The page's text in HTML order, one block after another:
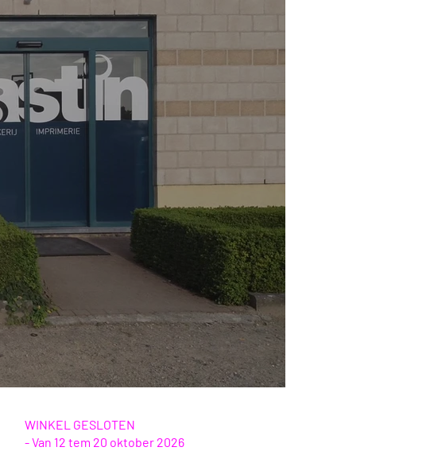
WINKEL GESLOTEN
- Van 12 tem 20 oktober 2026